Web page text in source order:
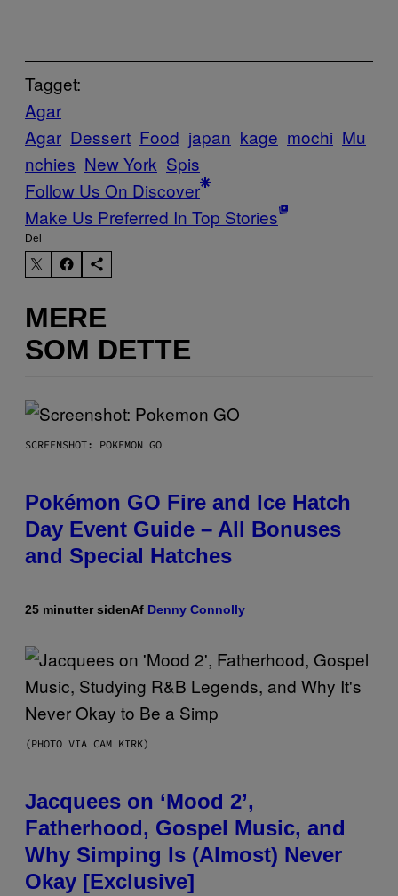
Tagget:
Agar
Agar Dessert Food japan kage mochi Mu
nchies New York Spis
Follow Us On Discover
Make Us Preferred In Top Stories
Del
MERE
SOM DETTE
SCREENSHOT: POKEMON GO
Pokémon GO Fire and Ice Hatch
Day Event Guide – All Bonuses
and Special Hatches
25 minutter sidenAf Denny Connolly
(PHOTO VIA CAM KIRK)
Jacquees on ‘Mood 2’,
Fatherhood, Gospel Music, and
Why Simping Is (Almost) Never
Okay [Exclusive]